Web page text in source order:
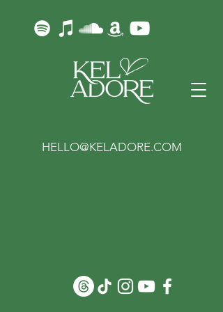
HELLO@KELADORE.COM